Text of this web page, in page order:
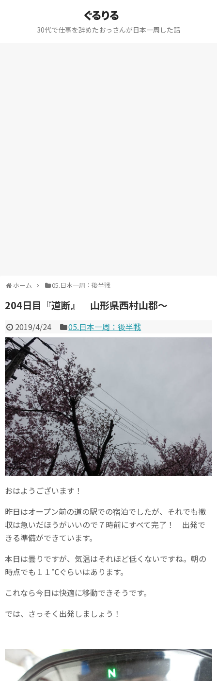
ぐるりる
30代で仕事を辞めたおっさんが日本一周した話
ホーム 05.日本一周：後半戦
204日目『道断』 山形県西村山郡～
2019/4/24 05.日本一周：後半戦
おはようございます！
昨日はオープン前の道の駅での宿泊でしたが、それでも撤
収は急いだほうがいいので７時前にすべて完了！ 出発で
きる準備ができています。
本日は曇りですが、気温はそれほど低くないですね。朝の
時点でも１１℃ぐらいはあります。
これなら今日は快適に移動できそうです。
では、さっそく出発しましょう！